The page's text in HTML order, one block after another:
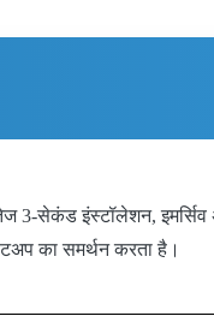
3-सेकंड इंस्टॉलेशन,
का समर्थन करता है।